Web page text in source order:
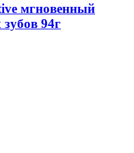
мгновенный
94г